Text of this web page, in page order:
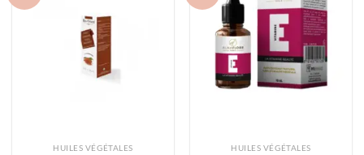
HUILES VÉGÉTALES HUILES VÉGÉTALES